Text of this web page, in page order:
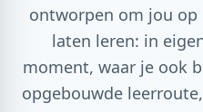
ontworpen om jou
laten leren: in
moment, waar je ook
opgebouwde